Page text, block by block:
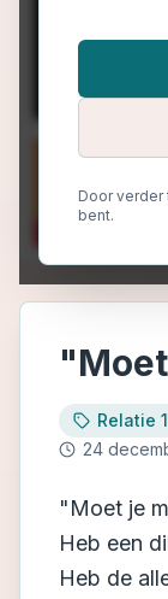
Door verder
bent.
Relatie
24
"Moet je
Heb een
Heb de